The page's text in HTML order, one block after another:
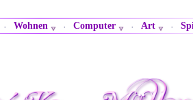
· Wohnen · Computer · Art ·